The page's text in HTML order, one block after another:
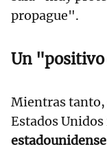
propague".
Un "positivo
Mientras tanto,
Estados